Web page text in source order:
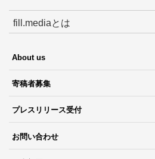
fill.mediaとは
About us
寄稿者募集
プレスリリース受付
お問い合わせ